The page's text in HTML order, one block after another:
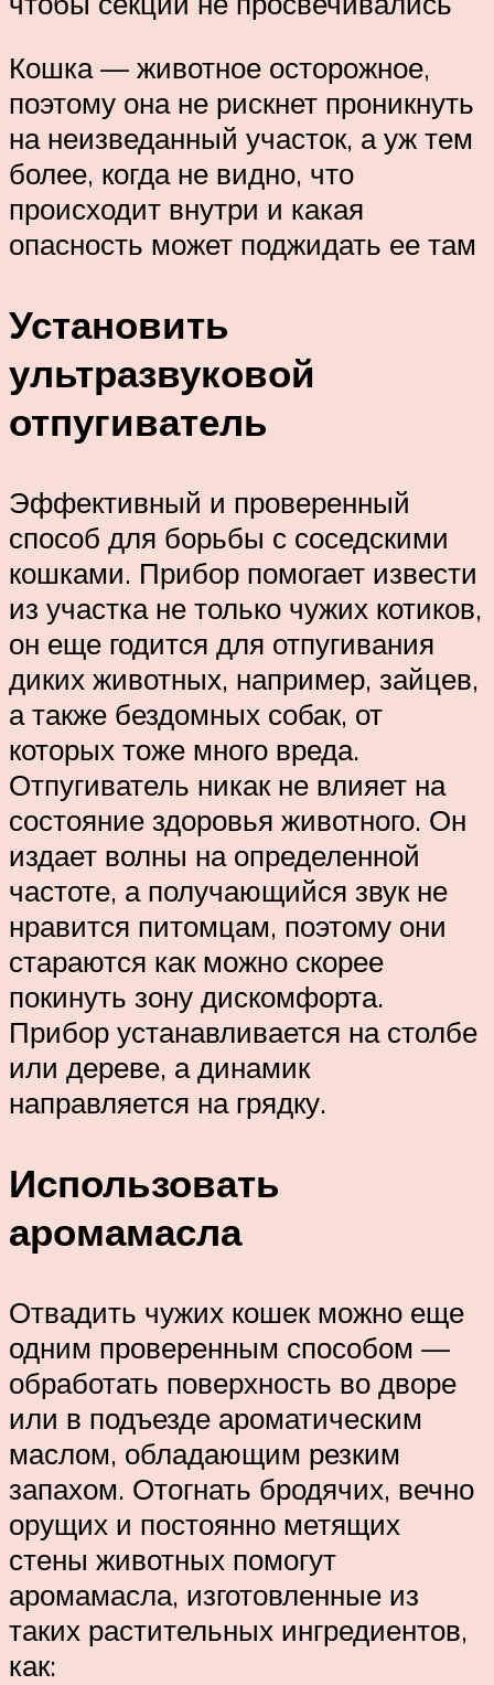
Кошка — животное осторожное,
поэтому она не рискнет проникнуть
на неизведанный участок, а уж тем
более, когда не видно, что
происходит внутри и какая
опасность может поджидать ее там
Установить
ультразвуковой
отпугиватель
Эффективный и проверенный
способ для борьбы с соседскими
кошками. Прибор помогает извести
из участка не только чужих котиков,
он еще годится для отпугивания
диких животных, например, зайцев,
а также бездомных собак, от
которых тоже много вреда.
Отпугиватель никак не влияет на
состояние здоровья животного. Он
издает волны на определенной
частоте, а получающийся звук не
нравится питомцам, поэтому они
стараются как можно скорее
покинуть зону дискомфорта.
Прибор устанавливается на столбе
или дереве, а динамик
направляется на грядку.
Использовать
аромамасла
Отвадить чужих кошек можно еще
одним проверенным способом —
обработать поверхность во дворе
или в подъезде ароматическим
маслом, обладающим резким
запахом. Отогнать бродячих, вечно
орущих и постоянно метящих
стены животных помогут
аромамасла, изготовленные из
таких растительных ингредиентов,
как: